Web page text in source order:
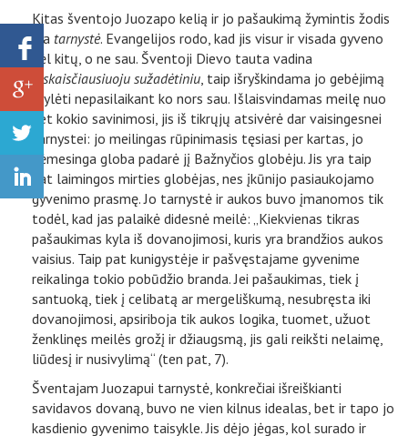
Kitas šventojo Juozapo kelią ir jo pašaukimą žymintis žodis
yra tarnystė. Evangelijos rodo, kad jis visur ir visada gyveno
dėl kitų, o ne sau. Šventoji Dievo tauta vadina
skaisčiausiuoju sužadėtiniu, taip išryškindama jo gebėjimą
mylėti nepasilaikant ko nors sau. Išlaisvindamas meilę nuo
bet kokio savinimosi, jis iš tikrųjų atsivėrė dar vaisingesnei
tarnystei: jo meilingas rūpinimasis tęsiasi per kartas, jo
dėmesinga globa padarė jį Bažnyčios globėju. Jis yra taip
pat laimingos mirties globėjas, nes įkūnijo pasiaukojamo
gyvenimo prasmę. Jo tarnystė ir aukos buvo įmanomos tik
todėl, kad jas palaikė didesnė meilė: „Kiekvienas tikras
pašaukimas kyla iš dovanojimosi, kuris yra brandžios aukos
vaisius. Taip pat kunigystėje ir pašvęstajame gyvenime
reikalinga tokio pobūdžio branda. Jei pašaukimas, tiek į
santuoką, tiek į celibatą ar mergeliškumą, nesubręsta iki
dovanojimosi, apsiriboja tik aukos logika, tuomet, užuot
ženklinęs meilės grožį ir džiaugsmą, jis gali reikšti nelaimę,
liūdesį ir nusivylimą“ (ten pat, 7).
Šventajam Juozapui tarnystė, konkrečiai išreiškianti
savidavos dovaną, buvo ne vien kilnus idealas, bet ir tapo jo
kasdienio gyvenimo taisykle. Jis dėjo jėgas, kol surado ir